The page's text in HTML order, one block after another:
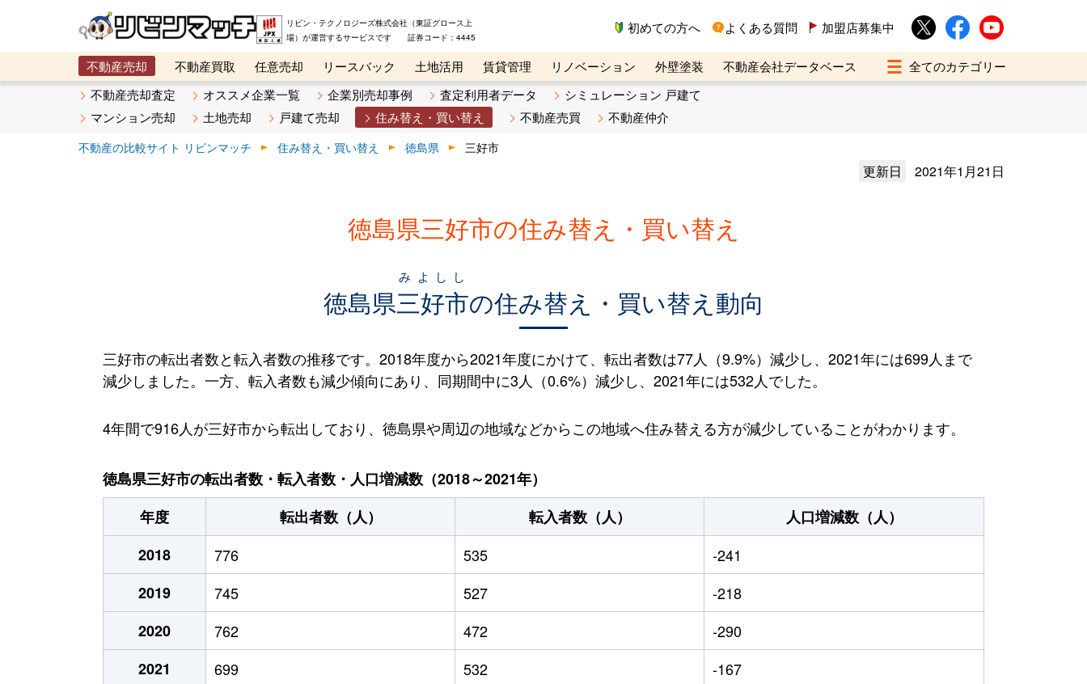
リビン・テクノロジーズ株式会社（東証グロース上
場）が運営するサービスです 証券コード：4445
初めての方へ よくある質問 加盟店募集中
不動産売却 不動産買取 任意売却 リースバック 土地活用 賃貸管理 リノベーション 外壁塗装
不動産会社データベース
メタ住宅展示場
ベスト不動産カンパニー オンライン講座 リビンマガジンBiz 不動産売却ご相談デスク
不動産売却査定 オススメ企業一覧 企業別売却事例 査定利用者データ
シミュレーション 戸建て
マンション売却
土地売却 戸建て売却 住み替え・買い替え 不動産売買 不動産仲介
不動産の比較サイト リビンマッチ 住み替え・買い替え 徳島県 三好市
更新日 2021年1月21日
徳島県三好市の住み替え・買い替え
徳島県三好市
みよしし
の住み替え・買い替え動向
三好市の転出者数と転入者数の推移です。2018年度から2021年度にかけて、転出者数は77人（9.9%）減少し、2021年には699人まで
減少しました。一方、転入者数も減少傾向にあり、同期間中に3人（0.6%）減少し、2021年には532人でした。
4年間で916人が三好市から転出しており、徳島県や周辺の地域などからこの地域へ住み替える方が減少していることがわかります。
徳島県三好市の転出者数・転入者数・人口増減数（2018～2021年）
年度
転出者数（人） 転入者数（人）
人口増減数（人）
2018
776 535
-241
2019
745 527
-218
2020
762 472
-290
2021
699 532 -167